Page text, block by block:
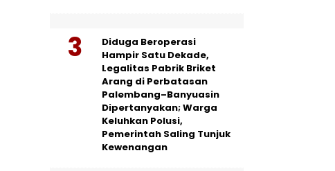
Diduga Beroperasi
Hampir Satu Dekade,
Legalitas Pabrik Briket
Arang di Perbatasan
Palembang–Banyuasin
Dipertanyakan; Warga
Keluhkan Polusi,
Pemerintah Saling Tunjuk
Kewenangan